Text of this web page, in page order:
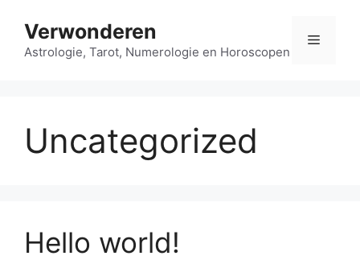
naarVerwonderen
Astrologie, Tarot, Numerologie en Horoscopen
Menu
Uncategorized
Hello world!